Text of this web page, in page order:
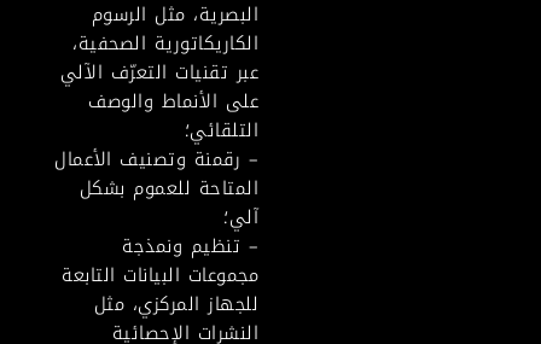
البصرية، مثل الرسوم
الكاريكاتورية الصحفية،
عبر تقنيات التعرّف الآلي
على الأنماط والوصف
التلقائي؛
– رقمنة وتصنيف الأعمال
المتاحة للعموم بشكل
آلي؛
– تنظيم ونمذجة
مجموعات البيانات التابعة
للجهاز المركزي، مثل
النشرات الإحصائية